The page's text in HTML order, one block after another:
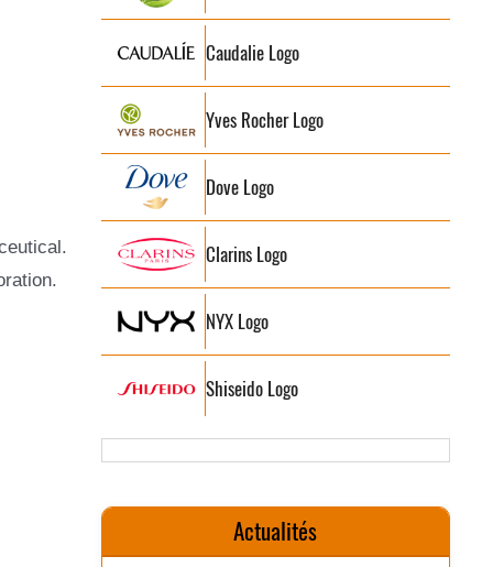
Caudalie Logo
Yves Rocher Logo
Dove Logo
Clarins Logo
NYX Logo
Shiseido Logo
Actualités